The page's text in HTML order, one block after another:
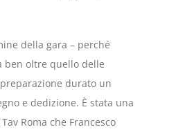
della gara – perché
ben oltre quello delle
durato un
e dedizione. È stata una
Roma che Francesco